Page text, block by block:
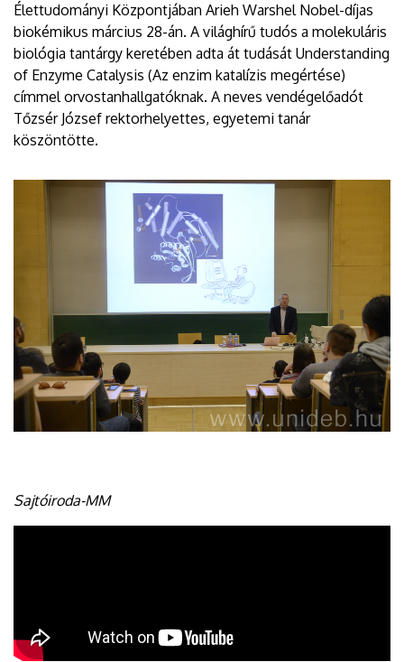
Élettudományi Központjában Arieh Warshel Nobel-díjas
biokémikus március 28-án. A világhírű tudós a molekuláris
biológia tantárgy keretében adta át tudását Understanding
of Enzyme Catalysis (Az enzim katalízis megértése)
címmel orvostanhallgatóknak. A neves vendégelőadót
Tőzsér József rektorhelyettes, egyetemi tanár
köszöntötte.
Sajtóiroda-MM